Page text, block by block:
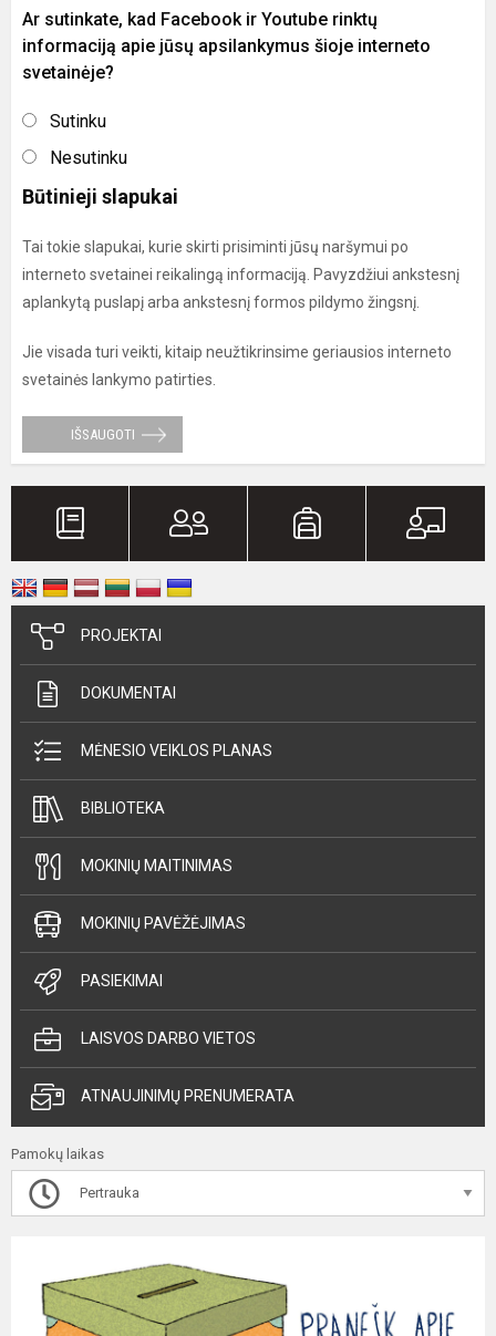
Ar sutinkate, kad Facebook ir Youtube rinktų
informaciją apie jūsų apsilankymus šioje interneto
svetainėje?
Sutinku
Nesutinku
Būtinieji slapukai
Tai tokie slapukai, kurie skirti prisiminti jūsų naršymui po
interneto svetainei reikalingą informaciją. Pavyzdžiui ankstesnį
aplankytą puslapį arba ankstesnį formos pildymo žingsnį.
Jie visada turi veikti, kitaip neužtikrinsime geriausios interneto
svetainės lankymo patirties.
IŠSAUGOTI
PROJEKTAI
DOKUMENTAI
MĖNESIO VEIKLOS PLANAS
BIBLIOTEKA
MOKINIŲ MAITINIMAS
MOKINIŲ PAVĖŽĖJIMAS
PASIEKIMAI
LAISVOS DARBO VIETOS
ATNAUJINIMŲ PRENUMERATA
Pamokų laikas
Pertrauka